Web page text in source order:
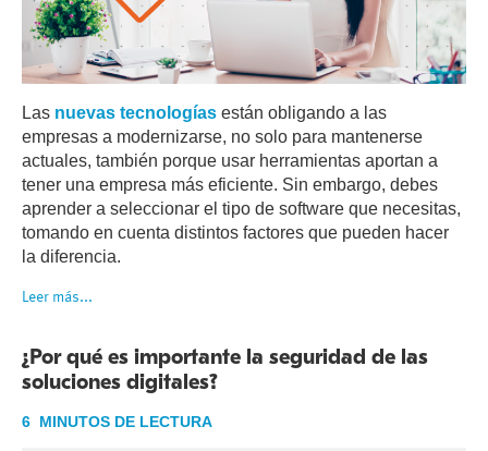
Las nuevas tecnologías están obligando a las
empresas a modernizarse, no solo para mantenerse
actuales, también porque usar herramientas aportan a
tener una empresa más eficiente. Sin embargo, debes
aprender a seleccionar el tipo de software que necesitas,
tomando en cuenta distintos factores que pueden hacer
la diferencia.
Leer más...
¿Por qué es importante la seguridad de las
soluciones digitales?
6 MINUTOS DE LECTURA